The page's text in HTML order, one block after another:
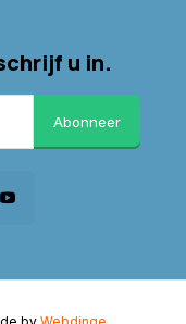
u in.
Abonneer
by Webdinge